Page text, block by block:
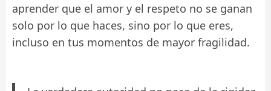
aprender que el amor y el respeto no se ganan
solo por lo que haces, sino por lo que eres,
incluso en tus momentos de mayor fragilidad.